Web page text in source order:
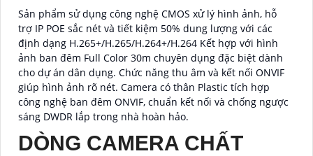
Sản phẩm sử dụng công nghệ CMOS xử lý hình ảnh, hỗ
trợ IP POE sắc nét và tiết kiệm 50% dung lượng với các
định dạng H.265+/H.265/H.264+/H.264 Kết hợp với hình
ảnh ban đêm Full Color 30m chuyên dụng đặc biệt dành
cho dự án dân dụng. Chức năng thu âm và kết nối ONVIF
giúp hình ảnh rõ nét. Camera có thân Plastic tích hợp
công nghệ ban đêm ONVIF, chuẩn kết nối và chống ngược
sáng DWDR lắp trong nhà hoàn hảo.
DÒNG CAMERA CHẤT